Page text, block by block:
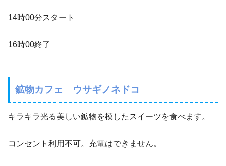
14時00分スタート
16時00終了
鉱物カフェ ウサギノネドコ
キラキラ光る美しい鉱物を模したスイーツを食べます。
コンセント利用不可。充電はできません。